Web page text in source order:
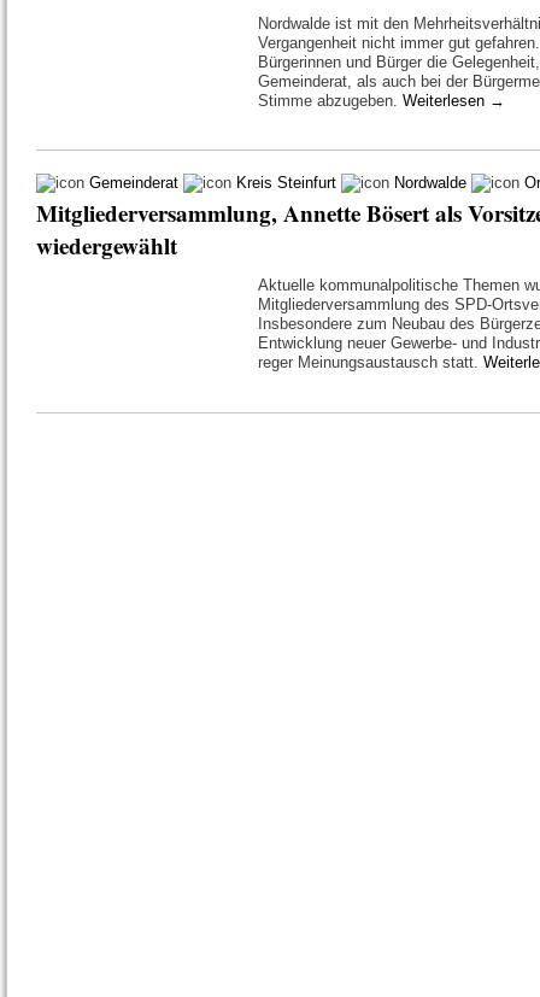
Nordwalde ist mit den
Vergangenheit nicht immer gut
Bürgerinnen und Bürger die
Gemeinderat, als auch bei der
Stimme abzugeben. Weiterlesen →
Gemeinderat Kreis Steinfurt Nordwalde
Mitgliederversammlung, Annette Bösert als
wiedergewählt
Aktuelle kommunalpolitische Themen
Mitgliederversammlung des SPD-
Insbesondere zum Neubau des
Entwicklung neuer Gewerbe- und
reger Meinungsaustausch statt.